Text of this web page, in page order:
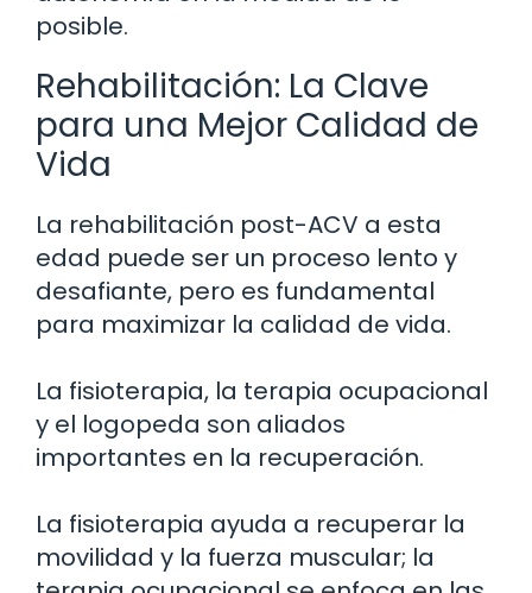
posible.
Rehabilitación: La Clave
para una Mejor Calidad de
Vida
La rehabilitación post-ACV a esta
edad puede ser un proceso lento y
desafiante, pero es fundamental
para maximizar la calidad de vida.
La fisioterapia, la terapia ocupacional
y el logopeda son aliados
importantes en la recuperación.
La fisioterapia ayuda a recuperar la
movilidad y la fuerza muscular; la